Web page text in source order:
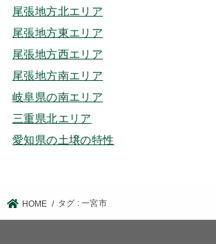
尾張地方北エリア
尾張地方東エリア
尾張地方西エリア
尾張地方南エリア
岐阜県の南エリア
三重県北エリア
愛知県の土壌の特性
HOME タグ : 一宮市